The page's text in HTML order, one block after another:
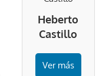
Heberto
Castillo
Ver más